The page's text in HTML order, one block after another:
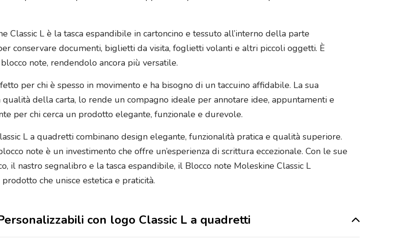
Classic L è la tasca espandibile in cartoncino e tessuto all’interno della parte
conservare documenti, biglietti da visita, foglietti volanti e altri piccoli oggetti. È
note, rendendolo ancora più versatile.
per chi è spesso in movimento e ha bisogno di un taccuino affidabile. La sua
della carta, lo rende un compagno ideale per annotare idee, appuntamenti e
per chi cerca un prodotto elegante, funzionale e durevole.
L a quadretti combinano design elegante, funzionalità pratica e qualità superiore.
note è un investimento che offre un’esperienza di scrittura eccezionale. Con le sue
il nastro segnalibro e la tasca espandibile, il Blocco note Moleskine Classic L
che unisce estetica e praticità.
con logo Classic L a quadretti